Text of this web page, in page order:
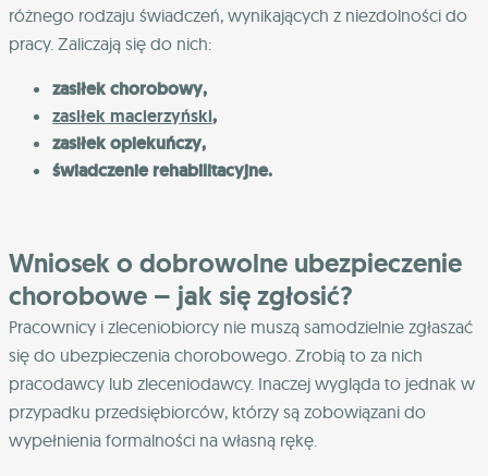
różnego rodzaju świadczeń, wynikających z niezdolności do
pracy. Zaliczają się do nich:
zasiłek chorobowy,
zasiłek macierzyński,
zasiłek opiekuńczy,
świadczenie rehabilitacyjne.
Wniosek o dobrowolne ubezpieczenie
chorobowe – jak się zgłosić?
Pracownicy i zleceniobiorcy nie muszą samodzielnie zgłaszać
się do ubezpieczenia chorobowego. Zrobią to za nich
pracodawcy lub zleceniodawcy. Inaczej wygląda to jednak w
przypadku przedsiębiorców, którzy są zobowiązani do
wypełnienia formalności na własną rękę.